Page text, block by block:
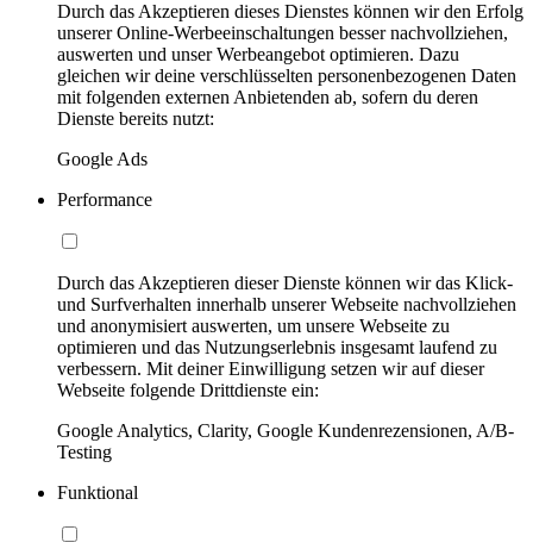
Durch das Akzeptieren dieses Dienstes können wir den Erfolg
unserer Online-Werbeeinschaltungen besser nachvollziehen,
auswerten und unser Werbeangebot optimieren. Dazu
gleichen wir deine verschlüsselten personenbezogenen Daten
mit folgenden externen Anbietenden ab, sofern du deren
Dienste bereits nutzt:
Google Ads
Performance
Durch das Akzeptieren dieser Dienste können wir das Klick-
und Surfverhalten innerhalb unserer Webseite nachvollziehen
und anonymisiert auswerten, um unsere Webseite zu
optimieren und das Nutzungserlebnis insgesamt laufend zu
verbessern. Mit deiner Einwilligung setzen wir auf dieser
Webseite folgende Drittdienste ein:
Google Analytics, Clarity, Google Kundenrezensionen, A/B-
Testing
Funktional